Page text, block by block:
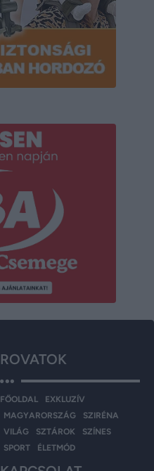
ROVATOK
FŐOLDAL
EXKLUZÍV
MAGYARORSZÁG
SZIRÉNA
VILÁG
SZTÁROK
SZÍNES
SPORT
ÉLETMÓD